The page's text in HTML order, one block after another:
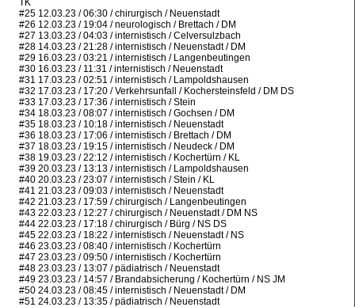
TK
#25 12.03.23 / 06:30 / chirurgisch / Neuenstadt
#26 12.03.23 / 19:04 / neurologisch / Brettach / DM
#27 13.03.23 / 04:03 / internistisch / Celversulzbach
#28 14.03.23 / 21:28 / internistisch / Neuenstadt / DM
#29 16.03.23 / 03:21 / internistisch / Langenbeutingen
#30 16.03.23 / 11:31 / internistisch / Neuenstadt
#31 17.03.23 / 02:51 / internistisch / Lampoldshausen
#32 17.03.23 / 17:20 / Verkehrsunfall / Kochersteinsfeld / DM DS
#33 17.03.23 / 17:36 / internistisch / Stein
#34 18.03.23 / 08:07 / internistisch / Gochsen / DM
#35 18.03.23 / 10:18 / internistisch / Neuenstadt
#36 18.03.23 / 17:06 / internistisch / Brettach / DM
#37 18.03.23 / 19:15 / internistisch / Neudeck / DM
#38 19.03.23 / 22:12 / internistisch / Kochertürn / KL
#39 20.03.23 / 13:13 / internistisch / Lampoldshausen
#40 20.03.23 / 23:07 / internistisch / Stein / KL
#41 21.03.23 / 09:03 / internistisch / Neuenstadt
#42 21.03.23 / 17:59 / chirurgisch / Langenbeutingen
#43 22.03.23 / 12:27 / chirurgisch / Neuenstadt / DM NS
#44 22.03.23 / 17:18 / chirurgisch / Bürg / NS DS
#45 22.03.23 / 18:22 / internistisch / Neuenstadt / NS
#46 23.03.23 / 08:40 / internistisch / Kochertürn
#47 23.03.23 / 09:50 / internistisch / Kochertürn
#48 23.03.23 / 13:07 / pädiatrisch / Neuenstadt
#49 23.03.23 / 14:57 / Brandabsicherung / Kochertürn / NS JM
#50 24.03.23 / 08:45 / internistisch / Neuenstadt / DM
#51 24.03.23 / 13:35 / pädiatrisch / Neuenstadt